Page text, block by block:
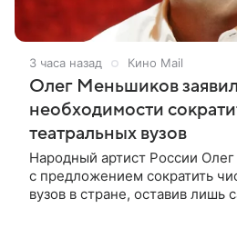
3 часа назад Кино Mail
Олег Меньшиков
необходимости
театральных вузов
Народный артист России
с предложением сократить
вузов в стране, оставив лишь